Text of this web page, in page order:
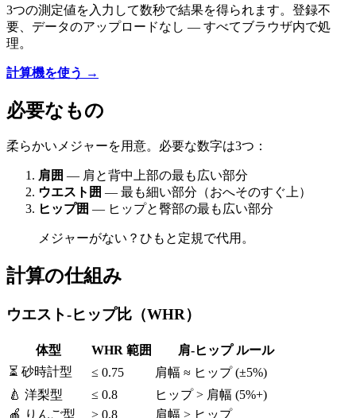
3つの測定値を入力して数秒で結果を得られます。登録不
要、データのアップロードなし — すべてブラウザ内で処
理。
計算機を使う →
必要なもの
柔らかいメジャーを用意。必要な数字は3つ：
肩囲 — 肩と背中上部の最も広い部分
ウエスト囲 — 最も細い部分（おへそのすぐ上）
ヒップ囲 — ヒップと臀部の最も広い部分
メジャーがない？ひもと定規で代用。
計算の仕組み
ウエスト-ヒップ比（WHR）
体型 WHR 範囲
肩-ヒップ ルール
⏳ 砂時計型
≤ 0.75
肩幅 ≈ ヒップ (±5%)
🍐 洋梨型
≤ 0.8
ヒップ > 肩幅 (5%+)
🍎 りんご型
> 0.8
肩幅 > ヒップ